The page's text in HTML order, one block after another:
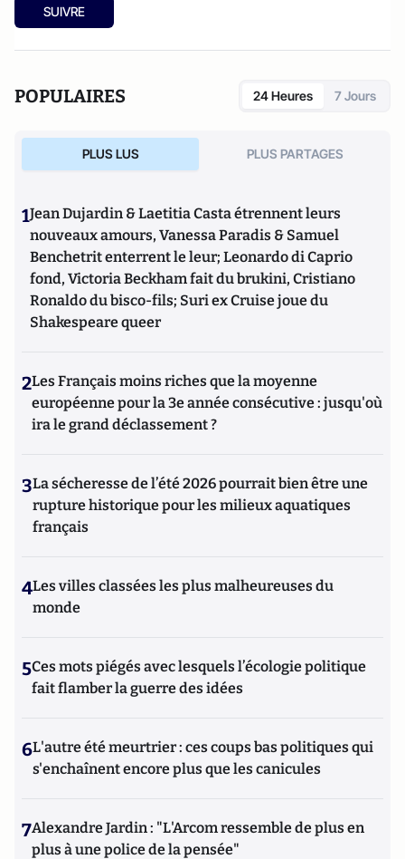
SUIVRE
POPULAIRES 24 Heures 7 Jours
PLUS LUS PLUS PARTAGES
1Jean Dujardin & Laetitia Casta étrennent leurs
nouveaux amours, Vanessa Paradis & Samuel
Benchetrit enterrent le leur; Leonardo di Caprio
fond, Victoria Beckham fait du brukini, Cristiano
Ronaldo du bisco-fils; Suri ex Cruise joue du
Shakespeare queer
2Les Français moins riches que la moyenne
européenne pour la 3e année consécutive : jusqu'où
ira le grand déclassement ?
3La sécheresse de l’été 2026 pourrait bien être une
rupture historique pour les milieux aquatiques
français
4Les villes classées les plus malheureuses du
monde
5Ces mots piégés avec lesquels l’écologie politique
fait flamber la guerre des idées
6L'autre été meurtrier : ces coups bas politiques qui
s'enchaînent encore plus que les canicules
7Alexandre Jardin : "L'Arcom ressemble de plus en
plus à une police de la pensée"